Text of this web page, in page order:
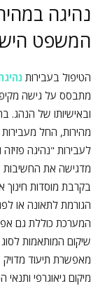
נהיגה
המשפט
הטיפול בעבירות
מתבסס על גישה
ובאישיותו של הנהג.
מהירות, החל
לעבירות "נהיגה
מדגישה את החשיבות
בקרבת מוסדות חינוך
הגורמת לתאונה או
המערכת כוללת גם
שיקום המותאמות
מאפשרת תיעוד מדויק
מיקום גיאוגרפי